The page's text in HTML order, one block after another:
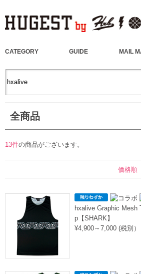
CATEGORY GUIDE MAIL
全商品
13件の商品がございます。
価格順
hxalive Graphic Mesh
p【SHARK】
¥4,900～7,000 (税別）